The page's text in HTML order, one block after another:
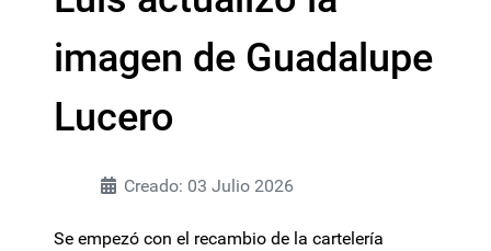
imagen de Guadalupe
Lucero
Creado: 03 Julio 2026
Se empezó con el recambio de la cartelería